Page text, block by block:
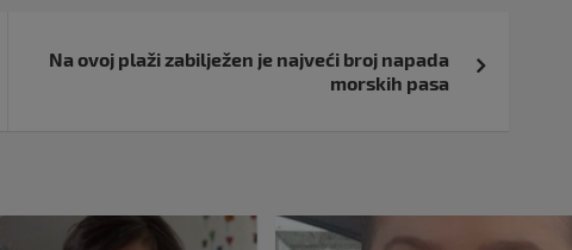
Na ovoj plaži zabilježen je najveći broj napada
morskih pasa